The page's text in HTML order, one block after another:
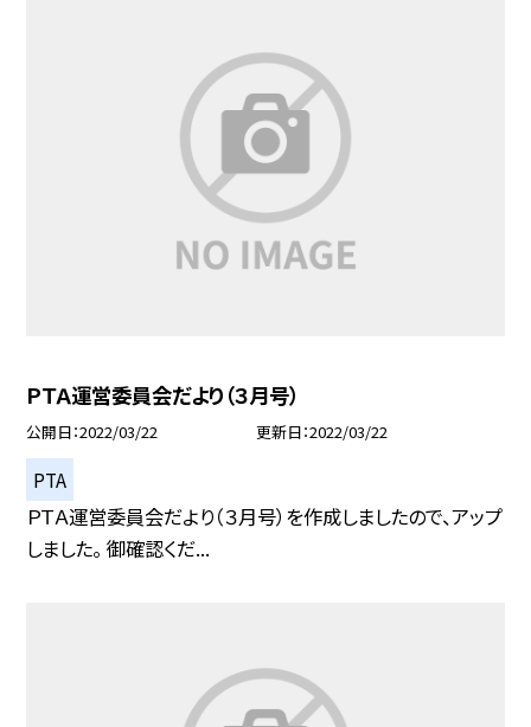
ＰＴＡ運営委員会だより（３月号）
公開日 2022/03/22 更新日 2022/03/22
PTA
ＰＴＡ運営委員会だより（３月号）を作成しましたので、アップ
しました。 御確認くだ...